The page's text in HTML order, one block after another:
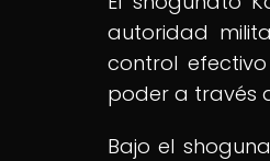
autoridad
control
poder a través
Bajo el